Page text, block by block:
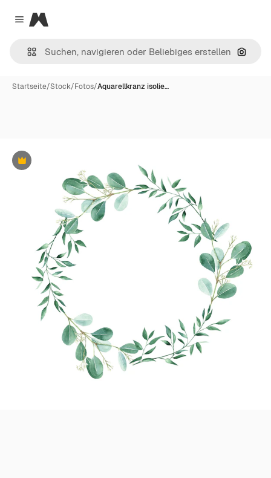
Close menu
Magnific
Nach
Startseite/Stock/Fotos/Aquarellkranz isolie…
Premium